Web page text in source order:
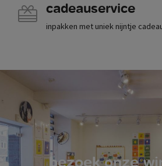
cadeauservice
inpakken met uniek nijntje
bezoek onze